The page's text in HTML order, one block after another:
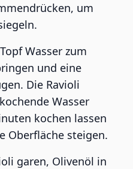
um
Wasser zum
und eine
Die Ravioli
Wasser
kochen lassen
Oberfläche steigen.
garen, Olivenöl in